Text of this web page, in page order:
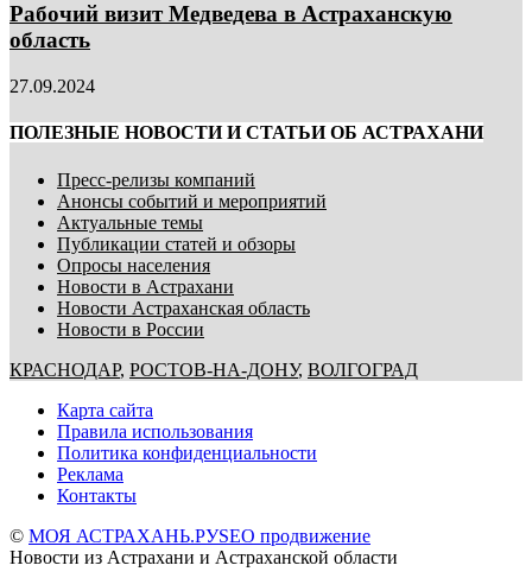
Рабочий визит Медведева в Астраханскую
область
27.09.2024
ПОЛЕЗНЫЕ НОВОСТИ И СТАТЬИ ОБ АСТРАХАНИ
Пресс-релизы компаний
Анонсы событий и мероприятий
Актуальные темы
Публикации статей и обзоры
Опросы населения
Новости в Астрахани
Новости Астраханская область
Новости в России
КРАСНОДАР, РОСТОВ-НА-ДОНУ, ВОЛГОГРАД
Карта сайта
Правила использования
Политика конфиденциальности
Реклама
Контакты
© МОЯ АСТРАХАНЬ.РУSEO продвижение
Новости из Астрахани и Астраханской области